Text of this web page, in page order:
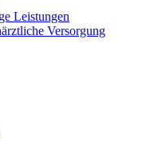
Leistungen
Versorgung